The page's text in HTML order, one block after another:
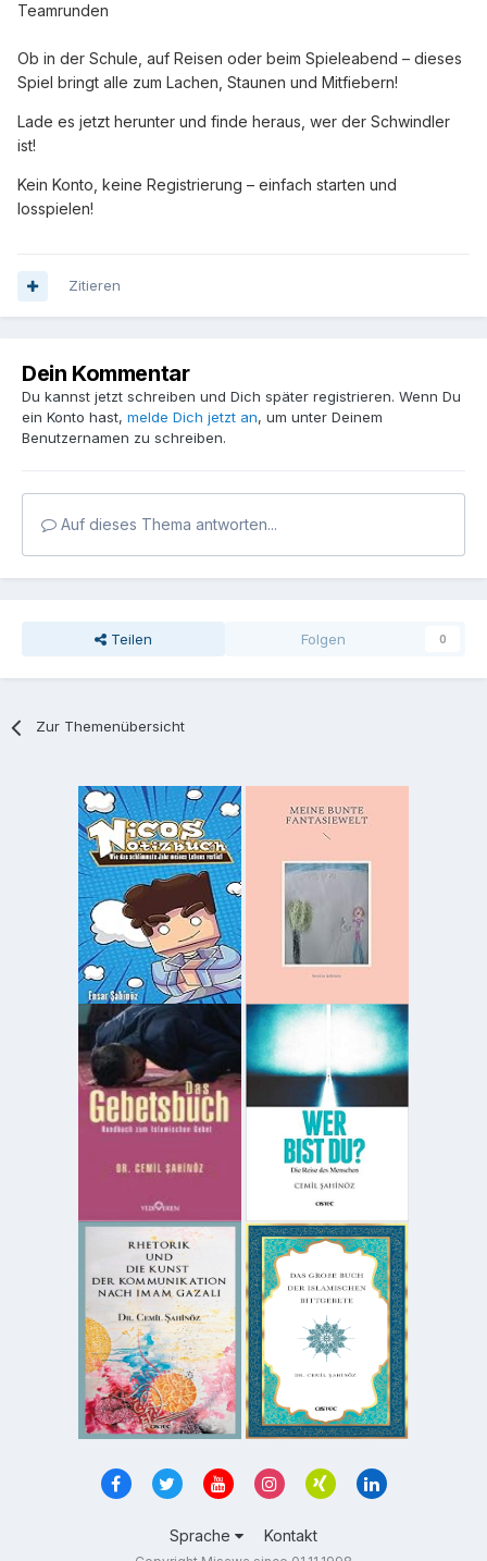
Teamrunden
Ob in der Schule, auf Reisen oder beim Spieleabend – dieses
Spiel bringt alle zum Lachen, Staunen und Mitfiebern!
Lade es jetzt herunter und finde heraus, wer der Schwindler
ist!
Kein Konto, keine Registrierung – einfach starten und
losspielen!
Zitieren
Dein Kommentar
Du kannst jetzt schreiben und Dich später registrieren. Wenn Du
ein Konto hast, melde Dich jetzt an, um unter Deinem
Benutzernamen zu schreiben.
Auf dieses Thema antworten...
Teilen Folgen 0
Zur Themenübersicht
Sprache Kontakt